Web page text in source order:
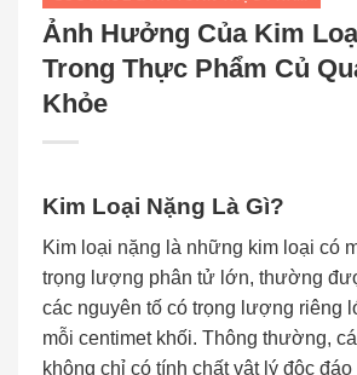
Ảnh Hưởng Của Kim
Trong Thực Phẩm Củ
Khỏe
Kim Loại Nặng Là Gì?
Kim loại nặng là những kim loại có
trọng lượng phân tử lớn, thường
các nguyên tố có trọng lượng riêng
mỗi centimet khối. Thông thường,
không chỉ có tính chất vật lý độc